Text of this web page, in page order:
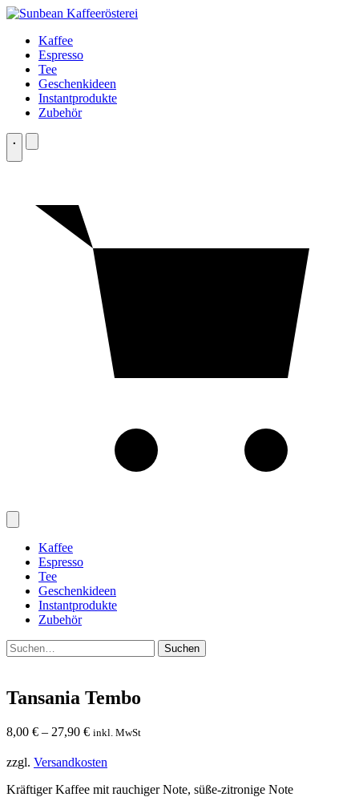
Zum
springenKaffee
Espresso
Tee
Geschenkideen
Instantprodukte
Zubehör
Kaffee
Espresso
Tee
Geschenkideen
Instantprodukte
Zubehör
Suchen
nach:
Suchen
Tansania Tembo
8,00 € – 27,90 € inkl. MwSt
zzgl. Versandkosten
Kräftiger Kaffee mit rauchiger Note, süße-zitronige Note